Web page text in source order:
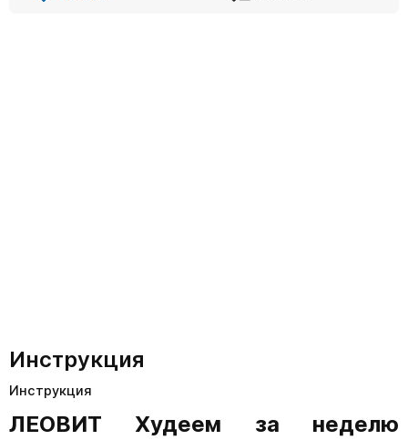
Инструкция
Инструкция
ЛЕОВИТ Худеем за неделю